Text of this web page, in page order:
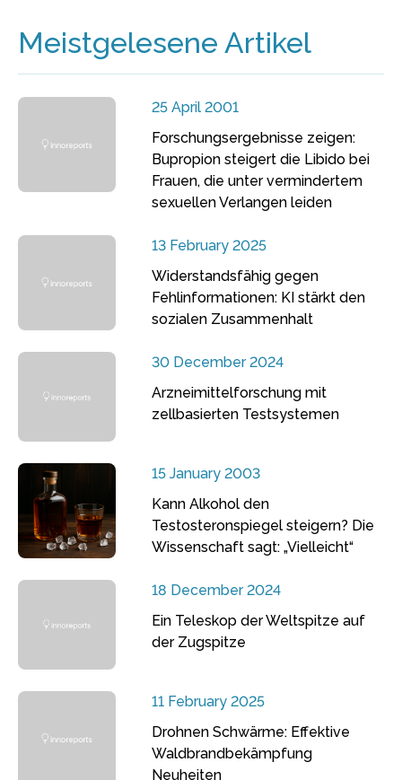
Meistgelesene Artikel
25 April 2001
Forschungsergebnisse zeigen:
Bupropion steigert die Libido bei
Frauen, die unter vermindertem
sexuellen Verlangen leiden
13 February 2025
Widerstandsfähig gegen
Fehlinformationen: KI stärkt den
sozialen Zusammenhalt
30 December 2024
Arzneimittelforschung mit
zellbasierten Testsystemen
15 January 2003
Kann Alkohol den
Testosteronspiegel steigern? Die
Wissenschaft sagt: „Vielleicht“
18 December 2024
Ein Teleskop der Weltspitze auf
der Zugspitze
11 February 2025
Drohnen Schwärme: Effektive
Waldbrandbekämpfung
Neuheiten